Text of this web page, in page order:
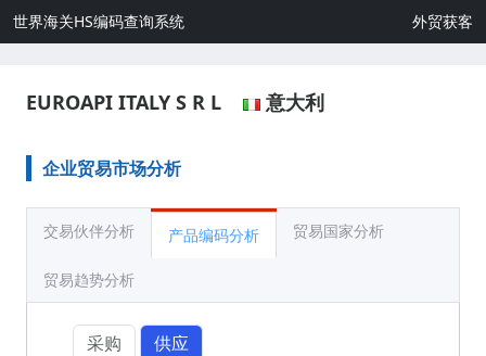
世界海关HS编码查询系统 外贸获客
EUROAPI ITALY S R L 意大利
企业贸易市场分析
交易伙伴分析 产品编码分析 贸易国家分析
贸易趋势分析
采购
供应